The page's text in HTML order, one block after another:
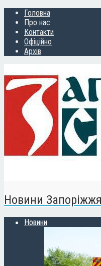
Головна
Про нас
Контакти
Офіційно
Архів
Новини
Новини